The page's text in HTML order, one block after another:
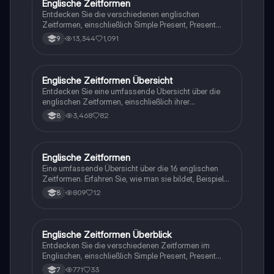
Englisch
Englische Zeitformen
Entdecken Sie die verschiedenen englischen
Zeitformen, einschließlich Simple Present, Present
Progressive, Simple Past und Future Tenses. Diese
Übersicht bietet klare Erklärungen, Beispiele und
englischen Grammatik vertiefen möchten.
9 13,344 1,091
Englisch
Englische Zeitformen Übersicht
Entdecken Sie eine umfassende Übersicht über die
englischen Zeitformen, einschließlich ihrer
Verwendung, Bildung, Beispiele und Signalwörter.
Diese Zusammenfassung behandelt das Simple
effektiv zu verstehen und anzuwenden.
8 3,468 82
Englisch
Englische Zeitformen
Eine umfassende Übersicht über die 16 englischen
Zeitformen. Erfahren Sie, wie man sie bildet, Beispiele
für jede Zeitform und deren Verwendung. Ideal für
Studierende, die ihre Grammatikkenntnisse
8 809 12
Englisch
Englische Zeitformen Überblick
Entdecken Sie die verschiedenen Zeitformen im
Englischen, einschließlich Simple Present, Present
Progressive, Simple Past, Present Perfect, Past Perfect,
7 771 33